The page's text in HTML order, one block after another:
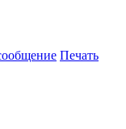
Печать